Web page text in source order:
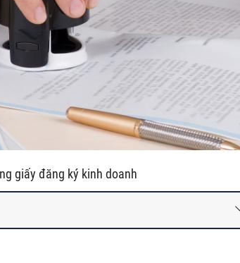
giấy đăng ký kinh doanh